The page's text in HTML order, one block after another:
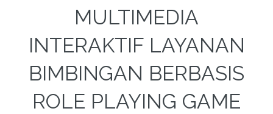
MULTIMEDIA
INTERAKTIF LAYANAN
BIMBINGAN BERBASIS
ROLE PLAYING GAME